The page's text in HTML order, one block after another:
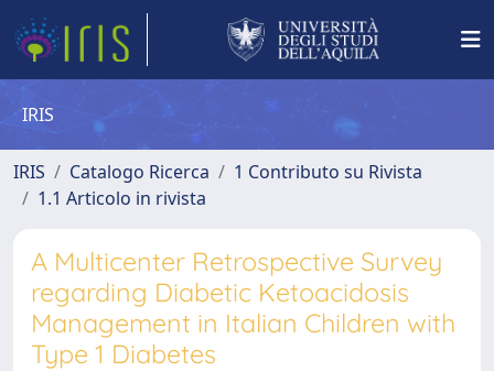
IRIS
IRIS Catalogo Ricerca
1 Contributo su Rivista
1.1 Articolo in rivista
A Multicenter Retrospective Survey
regarding Diabetic Ketoacidosis
Management in Italian Children with
Type 1 Diabetes